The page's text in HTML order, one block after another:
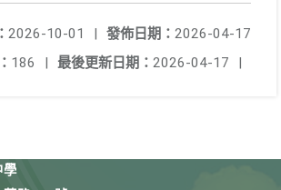
發佈日期： 2026-04-17
2026-10-01
|
最後更新日期： 2026-04-17 |
186 |
學